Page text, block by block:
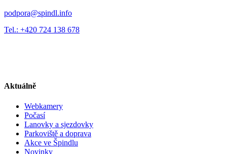
podpora@spindl.info
Tel.: +420 724 138 678
Aktuálně
Webkamery
Počasí
Lanovky a sjezdovky
Parkoviště a doprava
Akce ve Špindlu
Novinky